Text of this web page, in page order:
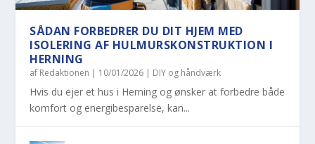
SÅDAN FORBEDRER DU DIT HJEM MED
ISOLERING AF HULMURSKONSTRUKTION I
HERNING
af Redaktionen | 10/01/2026 | DIY og håndværk
Hvis du ejer et hus i Herning og ønsker at forbedre både
komfort og energibesparelse, kan...